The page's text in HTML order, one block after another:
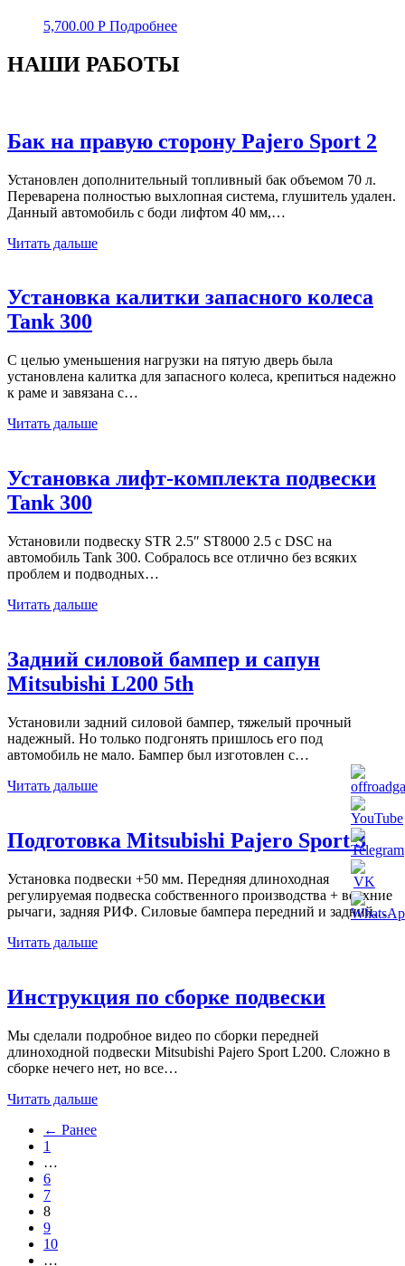
5,700.00 Р Подробнее
НАШИ РАБОТЫ
Бак на правую сторону Pajero Sport 2
Установлен дополнительный топливный бак объемом 70 л.
Переварена полностью выхлопная система, глушитель удален.
Данный автомобиль с боди лифтом 40 мм,…
Читать дальше
Установка калитки запасного колеса
Tank 300
С целью уменьшения нагрузки на пятую дверь была
установлена калитка для запасного колеса, крепиться надежно
к раме и завязана с…
Читать дальше
Установка лифт-комплекта подвески
Tank 300
Установили подвеску STR 2.5″ ST8000 2.5 с DSC на
автомобиль Tank 300. Собралось все отлично без всяких
проблем и подводных…
Читать дальше
Задний силовой бампер и сапун
Mitsubishi L200 5th
Установили задний силовой бампер, тяжелый прочный
надежный. Но только подгонять пришлось его под
автомобиль не мало. Бампер был изготовлен с…
Читать дальше
Подготовка Mitsubishi Pajero Sport 3
Установка подвески +50 мм. Передняя длиноходная
регулируемая подвеска собственного производства + верхние
рычаги, задняя РИФ. Силовые бампера передний и задний.…
Читать дальше
Инструкция по сборке подвески
Мы сделали подробное видео по сборки передней
длиноходной подвески Mitsubishi Pajero Sport L200. Сложно в
сборке нечего нет, но все…
Читать дальше
← Ранее
1
…
6
7
8
9
10
…